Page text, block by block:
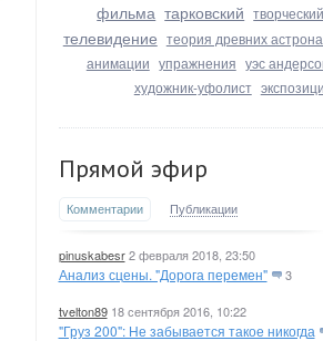
фильма тарковский
телевидение теория древних
анимации упражнения уэс
художник-уфолист
Прямой эфир
Комментарии Публикации
pinuskabesr 2 февраля 2018, 23:50
Анализ сцены. "Дорога перемен" 3
tvelton89 18 сентября 2016, 10:22
"Груз 200": Не забывается такое никогда